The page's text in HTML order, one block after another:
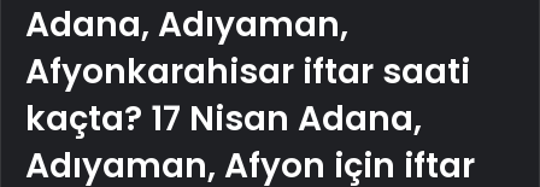
Adana, Adıyaman,
Afyonkarahisar iftar saati
kaçta? 17 Nisan Adana,
Adıyaman, Afyon için iftar